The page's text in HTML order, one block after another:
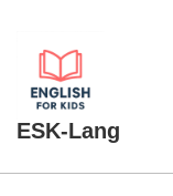
основного
вмісту
ESK-Lang